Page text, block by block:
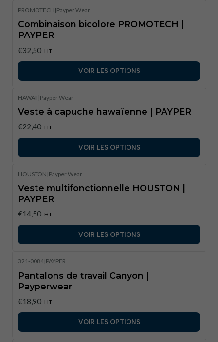
PROMOTECH |Payper Wear
Combinaison bicolore PROMOTECH |
PAYPER
€32,50 HT
VOIR LES OPTIONS
HAWAII |Payper Wear
Veste à capuche hawaïenne | PAYPER
€22,40 HT
VOIR LES OPTIONS
HOUSTON |Payper Wear
Veste multifonctionnelle HOUSTON |
PAYPER
€14,50 HT
VOIR LES OPTIONS
321-0084|PAYPER
Pantalons de travail Canyon |
Payperwear
€18,90 HT
VOIR LES OPTIONS